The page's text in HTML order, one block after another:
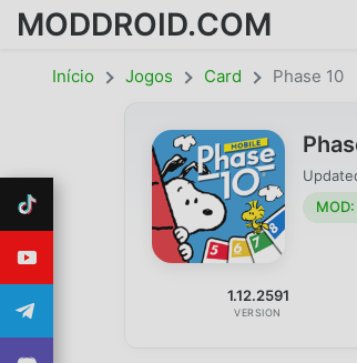
MODDROID.COM
Início Jogos Card Phase 10
1.12.2591
VERSION